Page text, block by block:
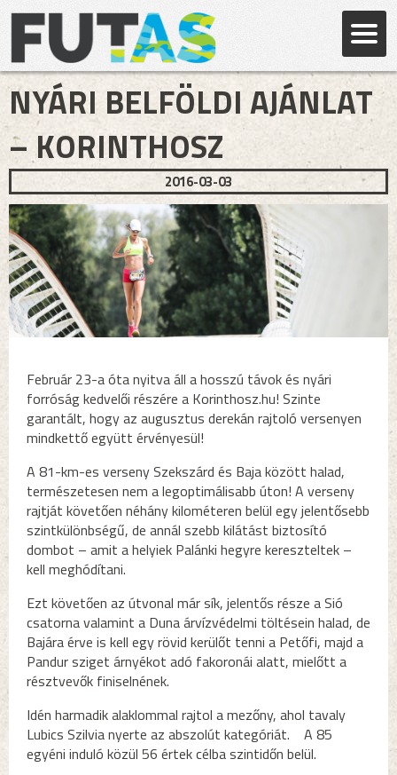
NYÁRI BELFÖLDI AJÁNLAT
– KORINTHOSZ
2016-03-03
Február 23-a óta nyitva áll a hosszú távok és nyári
forróság kedvelői részére a Korinthosz.hu! Szinte
garantált, hogy az augusztus derekán rajtoló versenyen
mindkettő együtt érvényesül!
A 81-km-es verseny Szekszárd és Baja között halad,
természetesen nem a legoptimálisabb úton! A verseny
rajtját követően néhány kilométeren belül egy jelentősebb
szintkülönbségű, de annál szebb kilátást biztosító
dombot – amit a helyiek Palánki hegyre kereszteltek –
kell meghódítani.
Ezt követően az útvonal már sík, jelentős része a Sió
csatorna valamint a Duna árvízvédelmi töltésein halad, de
Bajára érve is kell egy rövid kerülőt tenni a Petőfi, majd a
Pandur sziget árnyékot adó fakoronái alatt, mielőtt a
résztvevők finiselnének.
Idén harmadik alaklommal rajtol a mezőny, ahol tavaly
Lubics Szilvia nyerte az abszolút kategóriát. A 85
egyéni induló közül 56 értek célba szintidőn belül.